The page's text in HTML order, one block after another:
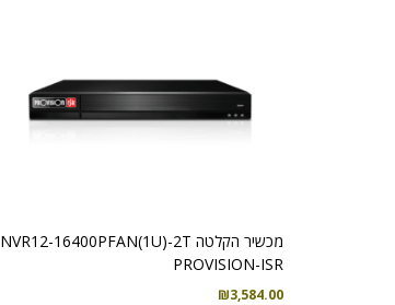
מכשיר הקלטה NVR12-16400PFAN(1U)-2T
PROVISION-ISR
₪3,584.00